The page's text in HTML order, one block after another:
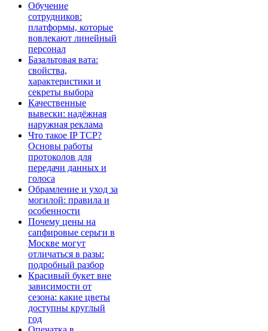
Обучение
сотрудников:
платформы, которые
вовлекают линейный
персонал
Базальтовая вата:
свойства,
характеристики и
секреты выбора
Качественные
вывески: надёжная
наружная реклама
Что такое IP TCP?
Основы работы
протоколов для
передачи данных и
голоса
Обрамление и уход за
могилой: правила и
особенности
Почему цены на
сапфировые серьги в
Москве могут
отличаться в разы:
подробный разбор
Красивый букет вне
зависимости от
сезона: какие цветы
доступны круглый
год